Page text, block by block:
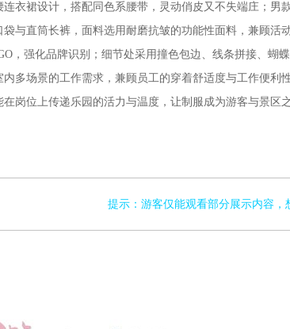
衣裙设计，搭配同色系腰带，灵动俏皮又不失端庄；
与直筒长裤，面料选用耐磨抗皱的功能性面料，兼顾
，强化品牌识别；细节处采用撞色包边、线条拼接、
多场景的工作需求，兼顾员工的穿着舒适度与工作便
岗位上传递乐园的活力与温度，让制服成为游客与景区
提示：游客仅能观看部分展示内容，